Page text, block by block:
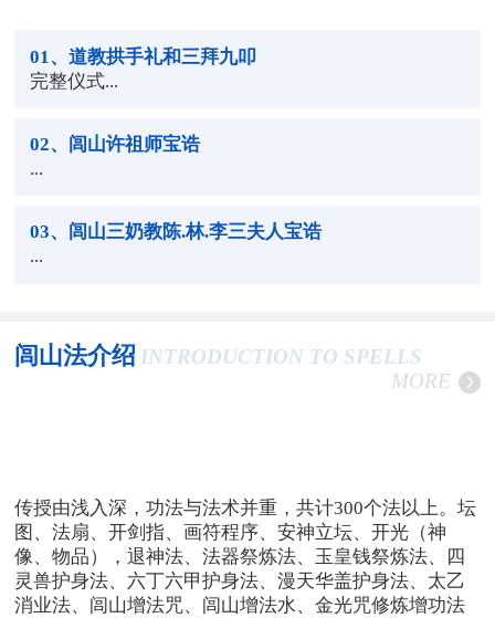
01 、道教拱手礼和三拜九叩
完整仪式...
02、闾山许祖师宝诰
...
03、闾山三奶教陈.林.李三夫人宝诰
...
闾山法介绍 INTRODUCTION TO SPELLS
MORE
传授由浅入深，功法与法术并重，共计300个法以上。坛
图、法扇、开剑指、画符程序、安神立坛、开光（神
像、物品），退神法、法器祭炼法、玉皇钱祭炼法、四
灵兽护身法、六丁六甲护身法、漫天华盖护身法、太乙
消业法、闾山增法咒、闾山增法水、金光咒修炼增功法